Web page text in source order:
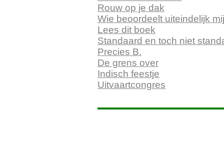
Rouw op je dak
Wie beoordeelt uiteindelijk
Lees dit boek
Standaard en toch niet
Precies B.
De grens over
Indisch feestje
Uitvaartcongres